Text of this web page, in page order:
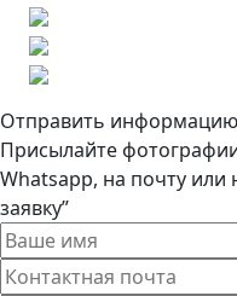
Отправить информацию
Присылайте
Whatsapp, на почту или
заявку”